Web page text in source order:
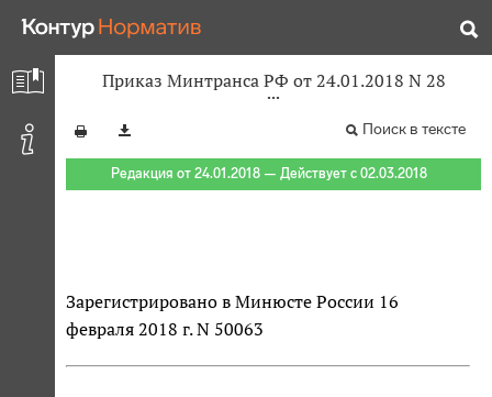
Приказ Минтранса РФ от 24.01.2018 N 28
Поиск в тексте
Редакция от 24.01.2018 — Действует с 02.03.2018
Зарегистрировано в Минюсте России 16
февраля 2018 г. N 50063